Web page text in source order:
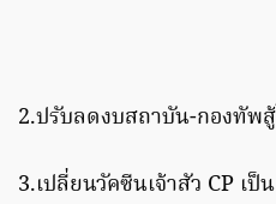
2.ปรับลดงบสถาบัน-กองทัพ
3.เปลี่ยนวัคซีนเจ้าสัว CP เป็